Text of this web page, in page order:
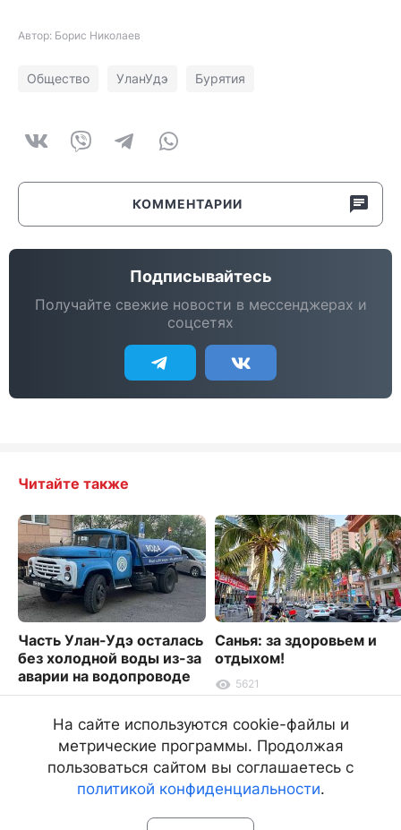
Автор: Борис Николаев
Общество УланУдэ Бурятия
КОММЕНТАРИИ
Подписывайтесь
Получайте свежие новости в мессенджерах и
соцсетях
Читайте также
Часть Улан-Удэ осталась
без холодной воды из-за
аварии на водопроводе
Санья: за здоровьем и
отдыхом!
5621
На сайте используются cookie-файлы и
метрические программы. Продолжая
пользоваться сайтом вы соглашаетесь с
политикой конфиденциальности.